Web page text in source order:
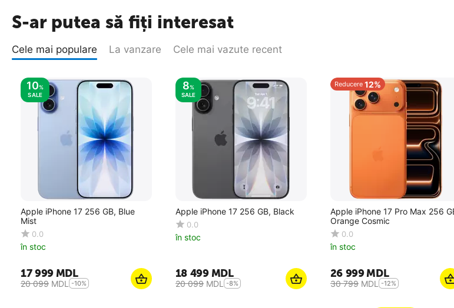
S-ar putea să fiți interesat
Cele mai populare La vanzare Cele mai vazute recent
10%
SALE
Apple iPhone 17 256 GB, Blue
Mist
0.0
în stoc
17 999MDL
20 099 MDL -10%
8%
SALE
Apple iPhone 17 256 GB, Black
0.0
în stoc
18 499MDL
20 099 MDL -8%
Reducere 12%
Apple iPhone 17 Pro Max 256
Orange Cosmic
0.0
în stoc
26 999MDL
30 799 MDL -12%